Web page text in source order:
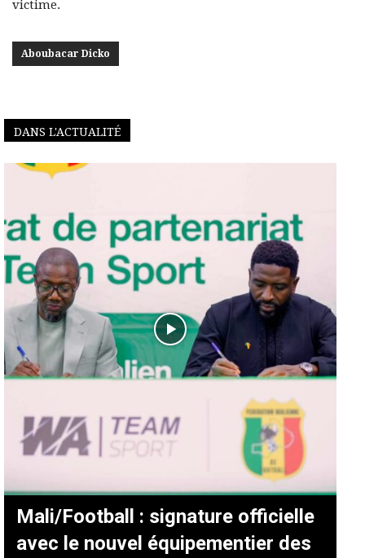
victime.
Aboubacar Dicko
DANS L'ACTUALITÉ
Mali/Football : signature officielle
avec le nouvel équipementier des